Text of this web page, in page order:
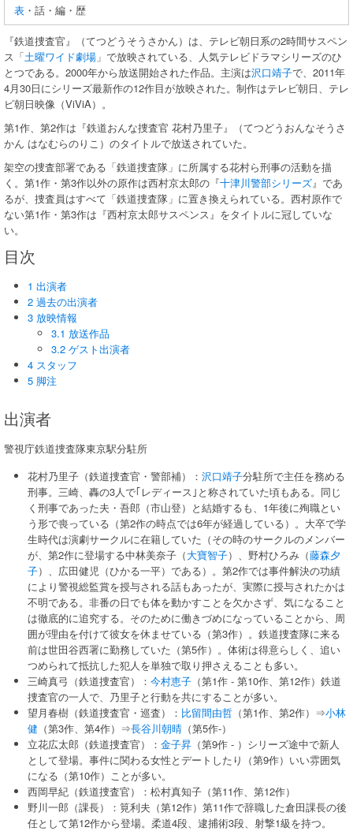
表 ・話・編・歴
『鉄道捜査官』（てつどうそうさかん）は、テレビ朝日系の2時間サスペン
ス「土曜ワイド劇場 」で放映されている、人気テレビドラマシリーズのひ
とつである。2000年から放送開始された作品。主演は沢口靖子で、2011年
4月30日にシリーズ最新作の12作目が放映された。制作はテレビ朝日、テレ
ビ朝日映像（ViViA）。
第1作、第2作は『鉄道おんな捜査官 花村乃里子』（てつどうおんなそうさ
かん はなむらのりこ）のタイトルで放送されていた。
架空の捜査部署である「鉄道捜査隊」に所属する花村ら刑事の活動を描
く。第1作・第3作以外の原作は西村京太郎の『十津川警部シリーズ』であ
るが、捜査員はすべて「鉄道捜査隊」に置き換えられている。西村原作で
ない第1作・第3作は『西村京太郎サスペンス』をタイトルに冠していな
い。
目次
1 出演者
2 過去の出演者
3 放映情報
3.1 放送作品
3.2 ゲスト出演者
4 スタッフ
5 脚注
出演者
警視庁鉄道捜査隊東京駅分駐所
花村乃里子（鉄道捜査官・警部補）： 沢口靖子分駐所で主任を務める
刑事。三崎、轟の3人で｢レディース｣と称されていた頃もある。同じ
く刑事であった夫・吾郎（市山登）と結婚するも、1年後に殉職とい
う形で喪っている（第2作の時点では6年が経過している）。大卒で学
生時代は演劇サークルに在籍していた（その時のサークルのメンバー
が、第2作に登場する中林美奈子（大寶智子）、野村ひろみ（藤森夕
子）、広田健児（ひかる一平）である）。第2作では事件解決の功績
により警視総監賞を授与される話もあったが、実際に授与されたかは
不明である。非番の日でも体を動かすことを欠かさず、気になること
は徹底的に追究する。そのために働きづめになっていることから、周
囲が理由を付けて彼女を休ませている（第3作）。鉄道捜査隊に来る
前は世田谷西署に勤務していた（第5作）。体術は得意らしく、追い
つめられて抵抗した犯人を単独で取り押さえることも多い。
三崎真弓（鉄道捜査官）： 今村恵子 （第1作 - 第10作、第12作）鉄道
捜査官の一人で、乃里子と行動を共にすることが多い。
望月春樹（鉄道捜査官・巡査）： 比留間由哲 （第1作、第2作）⇒小林
健 （第3作、第4作）⇒長谷川朝晴 （第5作-）
立花広太郎（鉄道捜査官）： 金子昇 （第9作 - ）シリーズ途中で新人
として登場。事件に関わる女性とデートしたり（第9作）いい雰囲気
になる（第10作）ことが多い。
西岡早紀（鉄道捜査官）：松村真知子（第11作、第12作）
野川一郎（課長）：筧利夫（第12作）第11作で辞職した倉田課長の後
任として第12作から登場。柔道4段、逮捕術3段、射撃1級を持つ。